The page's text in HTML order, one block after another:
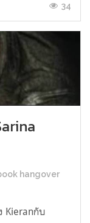
34
hangover
Kieranกับ